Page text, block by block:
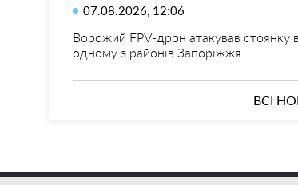
07.08.2026, 12:06
Ворожий FPV-дрон атакував стоянку в
одному з районів Запоріжжя
ВСІ